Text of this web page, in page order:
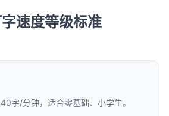
速度等级标准
字/分钟，适合零基础、小学生。